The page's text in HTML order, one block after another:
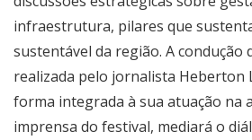
infraestrutura, pilares que
sustentável da região. A condução
realizada pelo jornalista Heberton
forma integrada à sua atuação na
imprensa do festival, mediará o